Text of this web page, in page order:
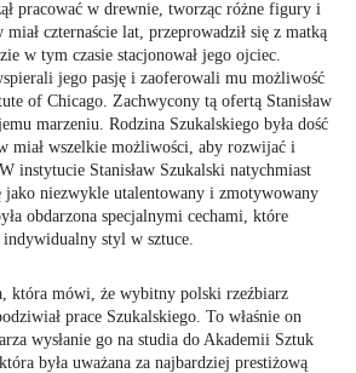
pracować w drewnie, tworząc różne figury i
miał czternaście lat, przeprowadził się z matką
w tym czasie stacjonował jego ojciec.
jego pasję i zaoferowali mu możliwość
of Chicago. Zachwycony tą ofertą Stanisław
marzeniu. Rodzina Szukalskiego była dość
miał wszelkie możliwości, aby rozwijać i
instytucie Stanisław Szukalski natychmiast
jako niezwykle utalentowany i zmotywowany
obdarzona specjalnymi cechami, które
styl w sztuce.
która mówi, że wybitny polski rzeźbiarz
prace Szukalskiego. To właśnie on
wysłanie go na studia do Akademii Sztuk
była uważana za najbardziej prestiżową